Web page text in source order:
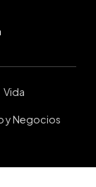
Vida
y Negocios